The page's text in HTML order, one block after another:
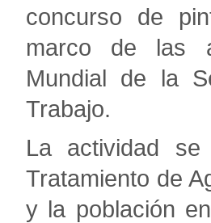
concurso de
marco de las
Mundial de la
Trabajo.
La actividad
Tratamiento de
y la población